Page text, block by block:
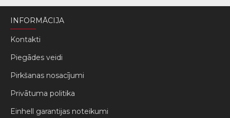
INFORMĀCIJA
Kontakti
Piegādes veidi
Pirkšanas nosacījumi
Privātuma politika
Einhell garantijas noteikumi